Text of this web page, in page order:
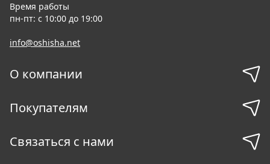
Время работы
пн-пт: с 10:00 до 19:00
info@oshisha.net
О компании
Покупателям
Связаться с нами